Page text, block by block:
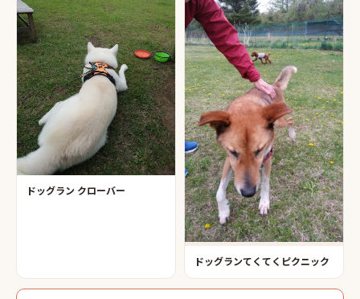
ドッグラン クローバー
ドッグランてくてくピクニック